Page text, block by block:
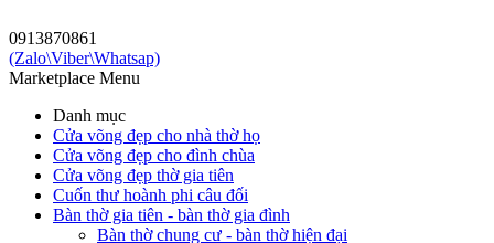
0913870861
(Zalo\Viber\Whatsap)
Marketplace Menu
Danh mục
Cửa võng đẹp cho nhà thờ họ
Cửa võng đẹp cho đình chùa
Cửa võng đẹp thờ gia tiên
Cuốn thư hoành phi câu đối
Bàn thờ gia tiên - bàn thờ gia đình
Bàn thờ chung cư - bàn thờ hiện đại